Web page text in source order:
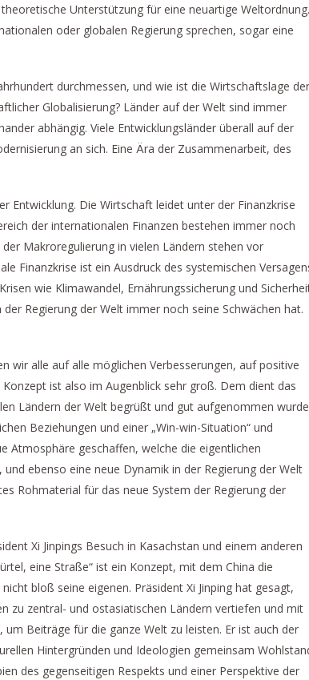
Unterstützung für eine neuartige Weltordnung.
oder globalen Regierung sprechen, sogar eine
durchmessen, und wie ist die Wirtschaftslage der
Globalisierung? Länder auf der Welt sind immer
abhängig. Viele Entwicklungsländer überall auf der
an sich. Eine Ära der Zusammenarbeit, des
Entwicklung. Die Wirtschaft leidet unter der Finanzkrise
der internationalen Finanzen bestehen immer noch
Makroregulierung in vielen Ländern stehen vor
Finanzkrise ist ein Ausdruck des systemischen
wie Klimawandel, Ernährungssicherung und
Regierung der Welt immer noch seine Schwächen hat.
wir alle auf alle möglichen Verbesserungen, auf positive
ist also im Augenblick sehr groß. Dem dient das
Ländern der Welt begrüßt und gut aufgenommen
Beziehungen und einer „Win-win-Situation“ und
Atmosphäre geschaffen, welche die eigentlichen
ebenso eine neue Dynamik in der Regierung der Welt
Rohmaterial für das neue System der Regierung der
Xi Jinpings Besuch in Kasachstan und einem anderen
eine Straße“ ist ein Konzept, mit dem China die
bloß seine eigenen. Präsident Xi Jinping hat gesagt,
zu zentral- und ostasiatischen Ländern vertiefen und mit
Beiträge für die ganze Welt zu leisten. Er ist auch der
Hintergründen und Ideologien gemeinsam
des gegenseitigen Respekts und einer Perspektive der